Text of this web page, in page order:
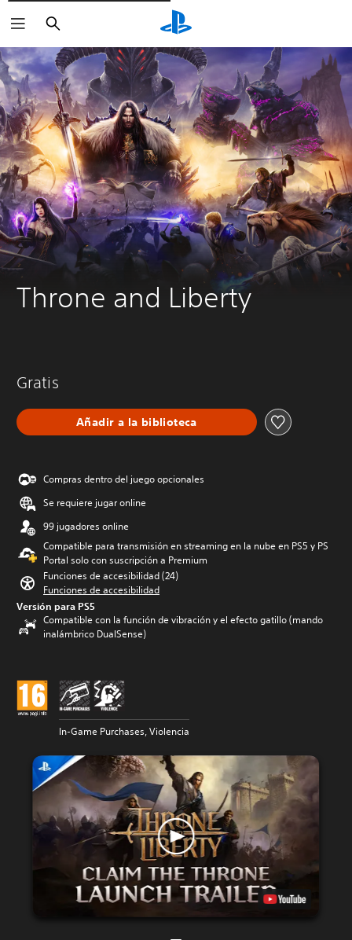
Buscar
Throne and Liberty
Gratis
Añadir a la biblioteca
Compras dentro del juego opcionales
Se requiere jugar online
99 jugadores online
Compatible para transmisión en streaming en la nube en PS5 y PS
Portal solo con suscripción a Premium
Funciones de accesibilidad (24)
Funciones de accesibilidad
Versión para PS5
Compatible con la función de vibración y el efecto gatillo (mando
inalámbrico DualSense)
In-Game Purchases, Violencia